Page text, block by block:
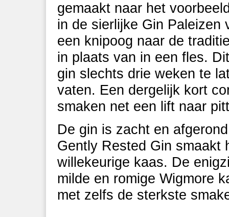
gemaakt naar het
in de sierlijke Gin Paleizen
een knipoog naar de
in plaats van in een fles.
gin slechts drie weken te
vaten. Een dergelijk kort
smaken net een lift naar
De gin is zacht en
Gently Rested Gin smaakt
willekeurige kaas. De
milde en romige Wigmore
met zelfs de sterkste